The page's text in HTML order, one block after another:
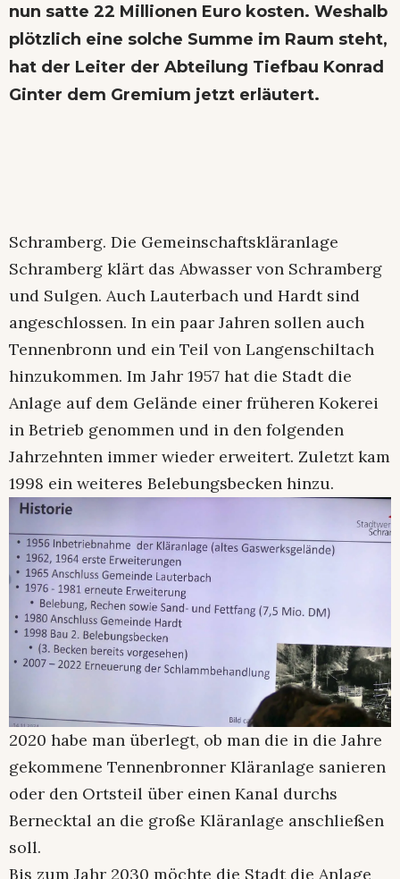
nun satte 22 Millionen Euro kosten. Weshalb
plötzlich eine solche Summe im Raum steht,
hat der Leiter der Abteilung Tiefbau Konrad
Ginter dem Gremium jetzt erläutert.
Schramberg. Die Gemeinschaftskläranlage
Schramberg klärt das Abwasser von Schramberg
und Sulgen. Auch Lauterbach und Hardt sind
angeschlossen. In ein paar Jahren sollen auch
Tennenbronn und ein Teil von Langenschiltach
hinzukommen. Im Jahr 1957 hat die Stadt die
Anlage auf dem Gelände einer früheren Kokerei
in Betrieb genommen und in den folgenden
Jahrzehnten immer wieder erweitert. Zuletzt kam
1998 ein weiteres Belebungsbecken hinzu.
2020 habe man überlegt, ob man die in die Jahre
gekommene Tennenbronner Kläranlage sanieren
oder den Ortsteil über einen Kanal durchs
Bernecktal an die große Kläranlage anschließen
soll.
Bis zum Jahr 2030 möchte die Stadt die Anlage